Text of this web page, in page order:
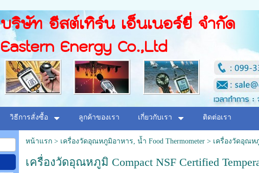
บริษัท อีสต์เทิร์น เอ็นเนอร์ยี่ จำกัด
Eastern Energy Co.,Ltd
วิธีการสั่งซื้อ ลูกค้าของเรา เกี่ยวกับเรา ติดต่อเรา
หน้าแรก> เครื่องวัดอุณหภูมิอาหาร, น้ำ Food Thermometer> เครื่องวัดอุณหภู
เครื่องวัดอุณหภูมิ Compact NSF Certified